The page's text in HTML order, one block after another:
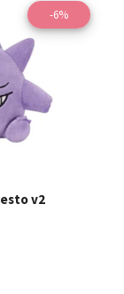
-6%
Ver detalles
v2